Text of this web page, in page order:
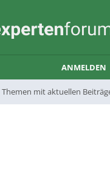
Themen mit aktuellen
ANMELDEN